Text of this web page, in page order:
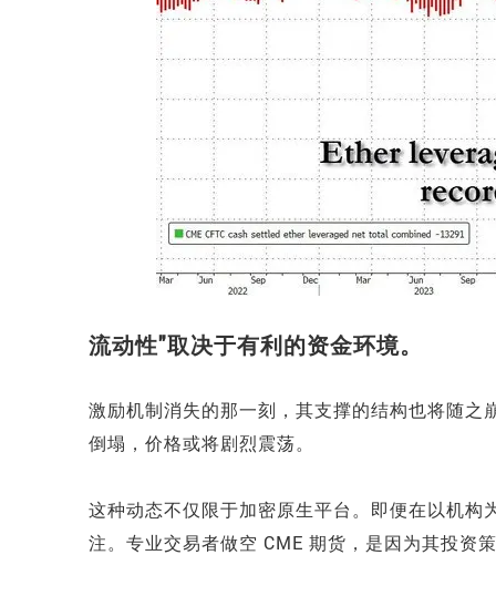
流动性"取决于有利的资金环境。
激励机制消失的那一刻，其支撑的结构也将随
倒塌，价格或将剧烈震荡。
这种动态不仅限于加密原生平台。即便在以机
注。专业交易者做空 CME 期货，是因为其投资